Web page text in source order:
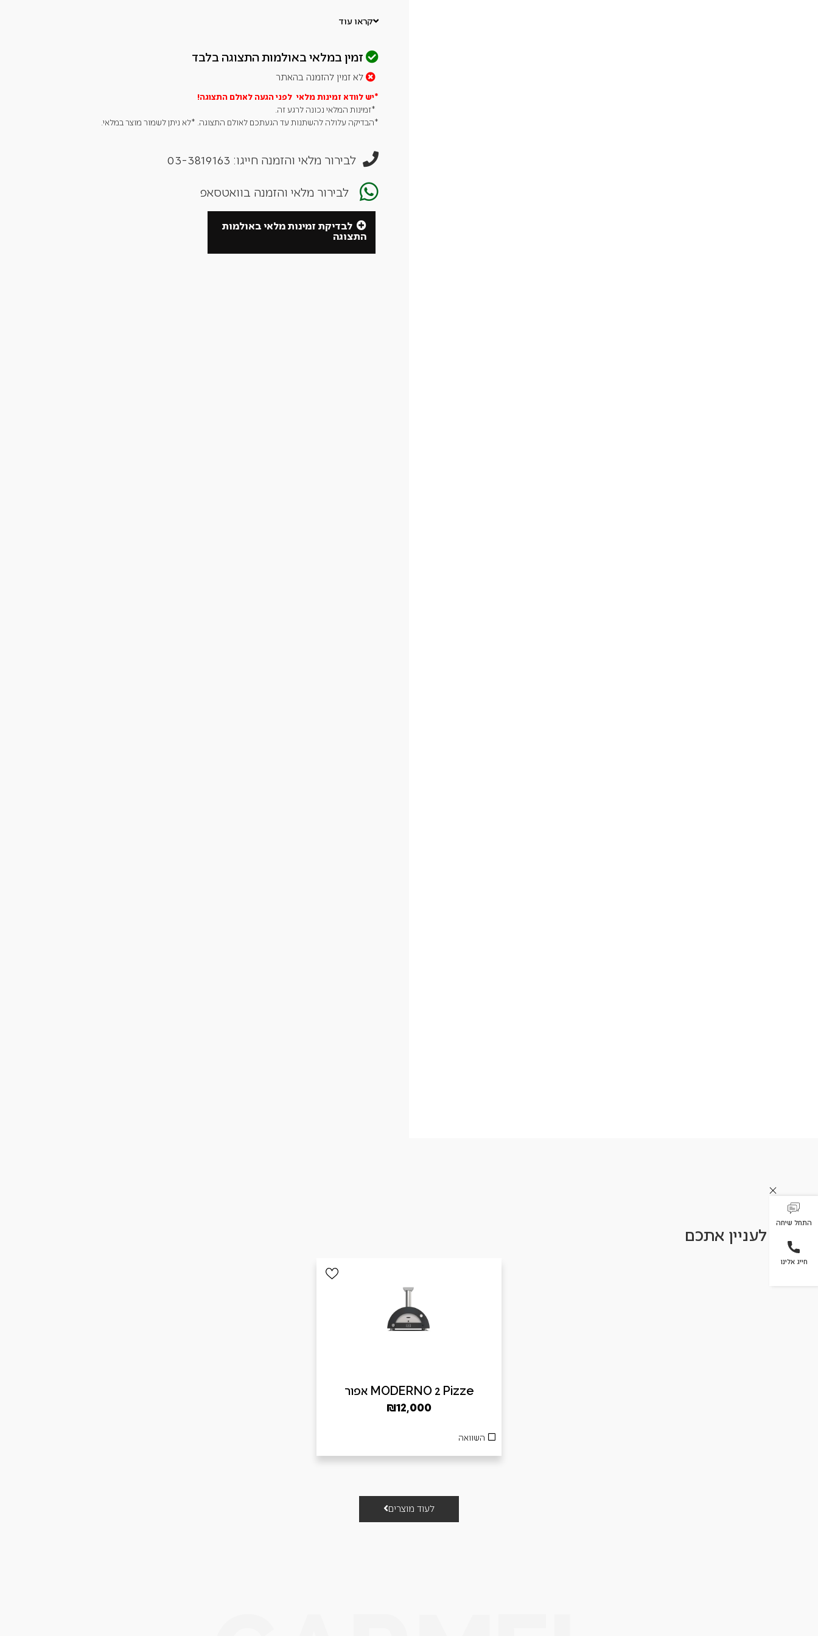
התחל שיחה
חייג אלינו
לאחסון עצים.
4 גלגלים חזקים עם מעצורים לניידות בטוחה ויציבה.
רוחב: כ-160 ס״מ
עומק: כ-80 ס״מ
גובה: כ-91 ס״מ
משקל: כ-85.5 ק״ג
קראו עוד
זמין במלאי באולמות התצוגה בלבד
לא זמין להזמנה בהאתר
*יש לוודא זמינות מלאי לפני הגעה לאולם התצוגה!
*זמינות המלאי נכונה לרגע זה.
*הבדיקה עלולה להשתנות עד הגעתכם לאולם התצוגה. *לא ניתן לשמור מוצר במלאי.
לבירור מלאי והזמנה חייגו: 03-3819163
לבירור מלאי והזמנה בוואטסאפ
לבדיקת זמינות מלאי באולמות
התצוגה
עשוי לעניין אתכם
MODERNO 2 Pizze אפור
₪12,000
השוואה
לעוד מוצרים